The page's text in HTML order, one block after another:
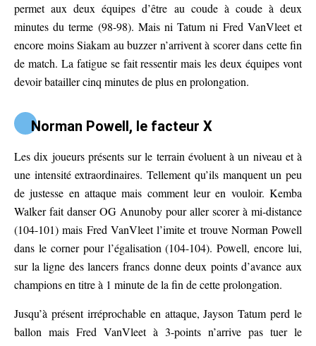
permet aux deux équipes d’être au coude à coude à deux
minutes du terme (98-98). Mais ni Tatum ni Fred VanVleet et
encore moins Siakam au buzzer n’arrivent à scorer dans cette fin
de match. La fatigue se fait ressentir mais les deux équipes vont
devoir batailler cinq minutes de plus en prolongation.
Norman Powell, le facteur X
Les dix joueurs présents sur le terrain évoluent à un niveau et à
une intensité extraordinaires. Tellement qu’ils manquent un peu
de justesse en attaque mais comment leur en vouloir. Kemba
Walker fait danser OG Anunoby pour aller scorer à mi-distance
(104-101) mais Fred VanVleet l’imite et trouve Norman Powell
dans le corner pour l’égalisation (104-104). Powell, encore lui,
sur la ligne des lancers francs donne deux points d’avance aux
champions en titre à 1 minute de la fin de cette prolongation.
Jusqu’à présent irréprochable en attaque, Jayson Tatum perd le
ballon mais Fred VanVleet à 3-points n’arrive pas tuer le